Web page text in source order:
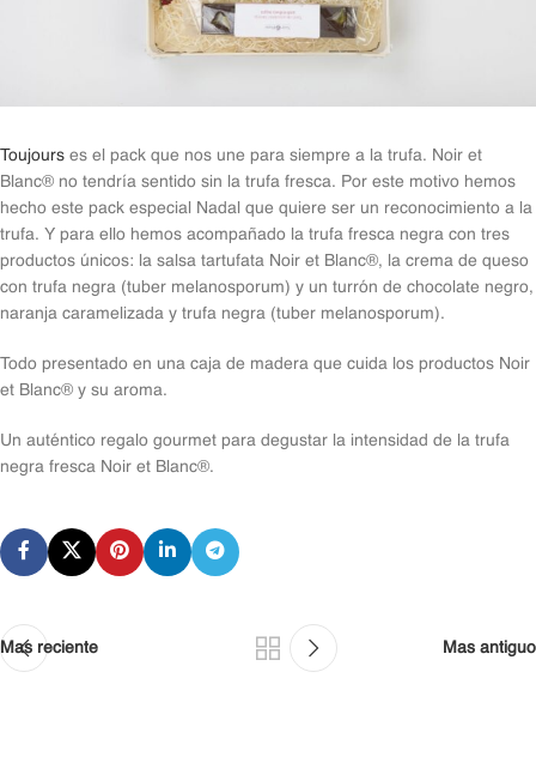
Toujours es el pack que nos une para siempre a la trufa. Noir et
Blanc® no tendría sentido sin la trufa fresca. Por este motivo hemos
hecho este pack especial Nadal que quiere ser un reconocimiento a la
trufa. Y para ello hemos acompañado la trufa fresca negra con tres
productos únicos: la salsa tartufata Noir et Blanc®, la crema de queso
con trufa negra (tuber melanosporum) y un turrón de chocolate negro,
naranja caramelizada y trufa negra (tuber melanosporum).
Todo presentado en una caja de madera que cuida los productos Noir
et Blanc® y su aroma.
Un auténtico regalo gourmet para degustar la intensidad de la trufa
negra fresca Noir et Blanc®.
Mas reciente Mas antiguo